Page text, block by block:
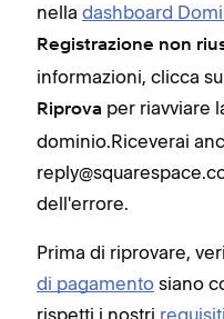
nella dashboard
Registrazione non
informazioni, clicca
Riprova per riavviare
dominio.Riceverai
dell'errore.
Prima di riprovare,
di pagamento siano
rispetti i nostri